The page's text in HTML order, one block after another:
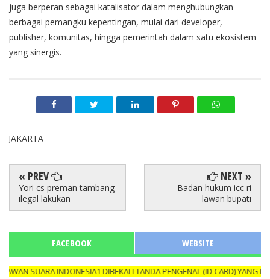
juga berperan sebagai katalisator dalam menghubungkan
berbagai pemangku kepentingan, mulai dari developer,
publisher, komunitas, hingga pemerintah dalam satu ekosistem
yang sinergis.
JAKARTA
« PREV
Yori cs preman tambang
ilegal lakukan
NEXT »
Badan hukum icc ri
lawan bupati
FACEBOOK WEBSITE
INDONESIA1 DIBEKALI TANDA PENGENAL (ID CARD) YANG MASIH